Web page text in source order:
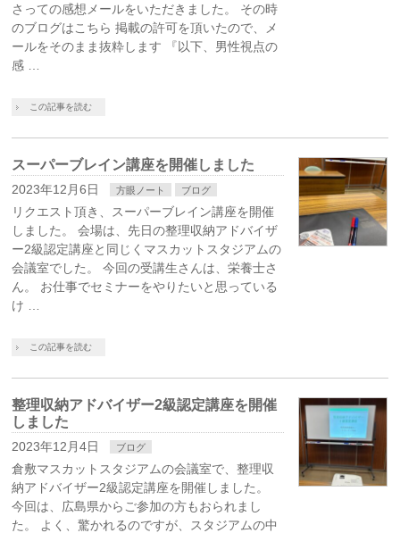
さっての感想メールをいただきました。 その時
のブログはこちら 掲載の許可を頂いたので、メ
ールをそのまま抜粋します 『以下、男性視点の
感 …
この記事を読む
スーパーブレイン講座を開催しました
2023年12月6日 方眼ノート ブログ
リクエスト頂き、スーパーブレイン講座を開催
しました。 会場は、先日の整理収納アドバイザ
ー2級認定講座と同じくマスカットスタジアムの
会議室でした。 今回の受講生さんは、栄養士さ
ん。 お仕事でセミナーをやりたいと思っている
け …
この記事を読む
整理収納アドバイザー2級認定講座を開催
しました
2023年12月4日 ブログ
倉敷マスカットスタジアムの会議室で、整理収
納アドバイザー2級認定講座を開催しました。
今回は、広島県からご参加の方もおられまし
た。 よく、驚かれるのですが、スタジアムの中